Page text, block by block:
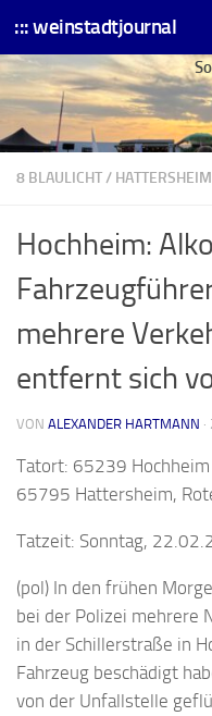
Skip to content
::: weinstadtjournal
8 BLAULICHT/ HATTERSHEIM
Hochheim:
mehrere
entfernt sich
VON ALEXANDER HARTMANN ·
Tatort: 65239
65795 Hattersheim,
Tatzeit: Sonntag,
(pol) In den frühen
bei der Polizei mehrere
in der Schillerstraße in
Fahrzeug beschädigt
von der Unfallstelle